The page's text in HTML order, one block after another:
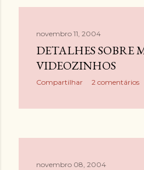
novembro 11, 2004
DETALHES SOBRE
VIDEOZINHOS
Compartilhar 2 comentários
novembro 08, 2004